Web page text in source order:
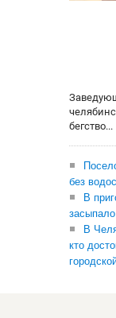
бегство...
без
В
В
кто